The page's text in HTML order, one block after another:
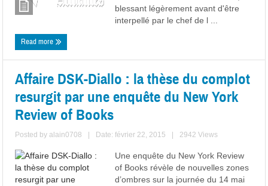
blessant légèrement avant d'être
interpellé par le chef de l ...
Read more
Affaire DSK-Diallo : la thèse du complot
resurgit par une enquête du New York
Review of Books
Posted byalain0708 Date: février 22, 2015 2942 Views
Une enquête du New York Review
of Books révèle de nouvelles zones
d’ombres sur la journée du 14 mai